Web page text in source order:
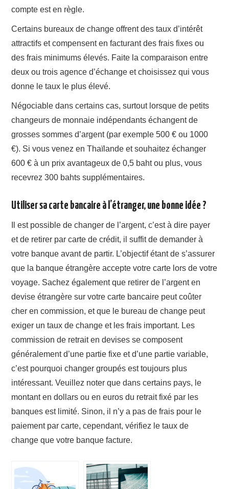
compte est en règle.
Certains bureaux de change offrent des taux d’intérêt
attractifs et compensent en facturant des frais fixes ou
des frais minimums élevés. Faite la comparaison entre
deux ou trois agence d’échange et choisissez qui vous
donne le taux le plus élevé.
Négociable dans certains cas, surtout lorsque de petits
changeurs de monnaie indépendants échangent de
grosses sommes d’argent (par exemple 500 € ou 1000
€). Si vous venez en Thaïlande et souhaitez échanger
600 € à un prix avantageux de 0,5 baht ou plus, vous
recevrez 300 bahts supplémentaires.
Utiliser sa carte bancaire à l’étranger, une bonne idée ?
Il est possible de changer de l’argent, c’est à dire payer
etde retirer par carte de crédit, ilsuffit de demander à
votre banque avant de partir. L’objectif étant des’assurer
que la banque étrangère accepte votre carte lors de votre
voyage. Sachez également que retirer de l’argenten
devise étrangère sur votre carte bancaire peutcoûter
cher en commission,et que le bureau de change peut
exiger un taux de change et les frais important. Les
commission de retrait en devisesse composent
généralementd’une partie fixe etd’une partie variable,
c’estpourquoichanger groupés esttoujours plus
intéressant. Veuillez noter que dans certains pays, le
montant en dollars ou en euros du retrait fixé par les
banquesest limité. Sinon, il n’y a pas de frais pour le
paiementpar carte,cependant, vérifiez le taux de
changeque votre banque facture.